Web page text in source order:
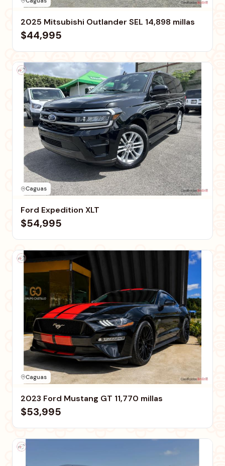
2025 Mitsubishi Outlander SEL 14,898 millas
$44,995
Caguas
Ford Expedition XLT
$54,995
Caguas
2023 Ford Mustang GT 11,770 millas
$53,995